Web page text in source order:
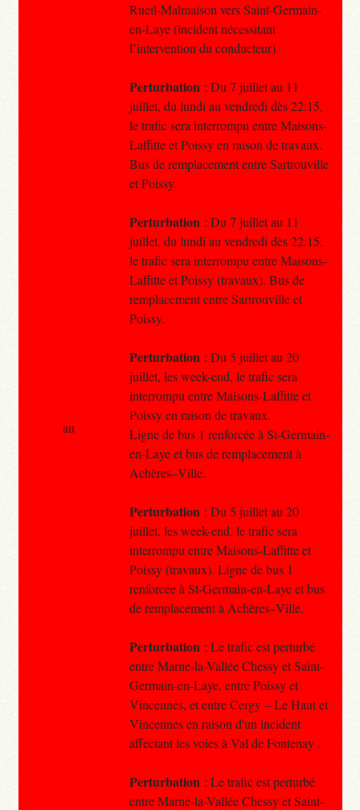
Rueil-Malmaison vers Saint-Germain-
en-Laye (incident nécessitant
l’intervention du conducteur).
Perturbation : Du 7 juillet au 11
juillet, du lundi au vendredi dès 22:15,
le trafic sera interrompu entre Maisons-
Laffitte et Poissy en raison de travaux.
Bus de remplacement entre Sartrouville
et Poissy.
Perturbation : Du 7 juillet au 11
juillet, du lundi au vendredi dès 22:15,
le trafic sera interrompu entre Maisons-
Laffitte et Poissy (travaux). Bus de
remplacement entre Sartrouville et
Poissy.
Perturbation : Du 5 juillet au 20
juillet, les week-end, le trafic sera
interrompu entre Maisons-Laffitte et
Poissy en raison de travaux.
Ligne de bus 1 renforcée à St-Germain-
en-Laye et bus de remplacement à
Achères–Ville.
Perturbation : Du 5 juillet au 20
juillet, les week-end, le trafic sera
interrompu entre Maisons-Laffitte et
Poissy (travaux). Ligne de bus 1
renforcée à St-Germain-en-Laye et bus
de remplacement à Achères–Ville.
Perturbation : Le trafic est perturbé
entre Marne-la-Vallée Chessy et Saint-
Germain-en-Laye, entre Poissy et
Vincennes, et entre Cergy – Le Haut et
Vincennes en raison d'un incident
affectant les voies à Val de Fontenay .
Perturbation : Le trafic est perturbé
entre Marne-la-Vallée Chessy et Saint-
au